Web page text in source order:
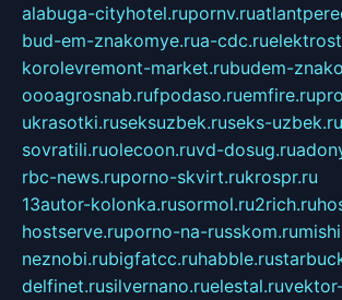
alabuga-cityhotel.rupornv.ru
bud-em-znakomye.rua-cdc.ru
korolevremont-market.rubudem-
oooagrosnab.rufpodaso.ruemfire.ru
ukrasotki.ruseksuzbek.ruseks-uzbek.ru
sovratili.ruolecoon.ruvd-dosug.ru
rbc-news.ruporno-skvirt.rukrospr.ru
13autor-kolonka.rusormol.ru2rich.ru
hostserve.ruporno-na-russkom.ru
neznobi.rubigfatcc.ruhabble.ru
delfinet.rusilvernano.ruelestal.ru